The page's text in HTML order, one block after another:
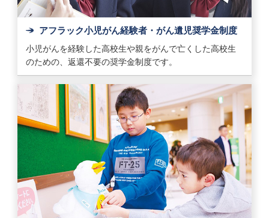
アフラック小児がん経験者・がん遺児奨学金制度
小児がんを経験した高校生や親をがんで亡くした高校生
のための、返還不要の奨学金制度です。